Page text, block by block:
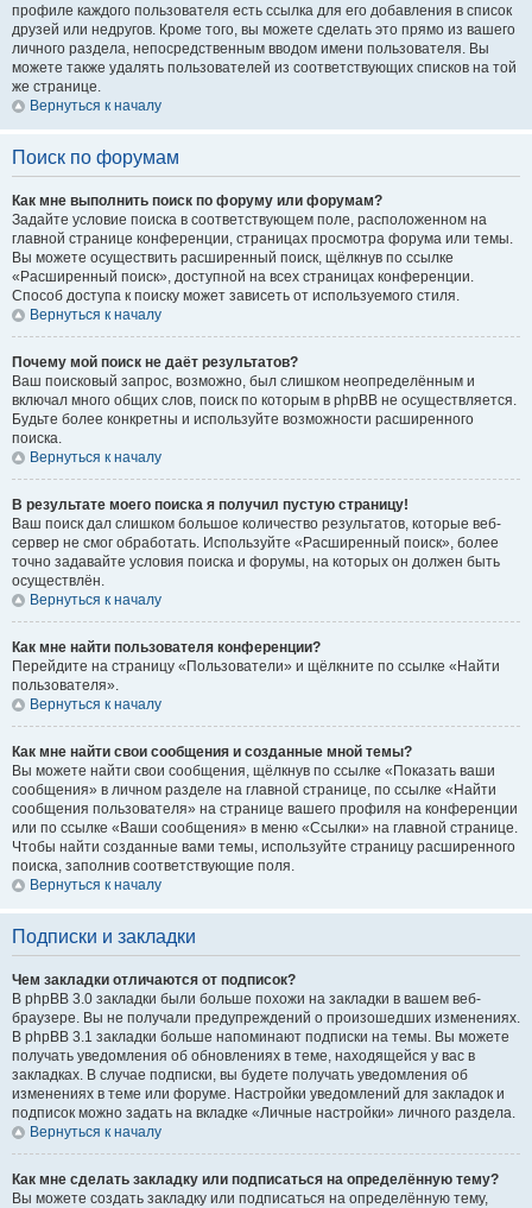
профиле каждого пользователя есть ссылка для его добавления в список
друзей или недругов. Кроме того, вы можете сделать это прямо из вашего
личного раздела, непосредственным вводом имени пользователя. Вы
можете также удалять пользователей из соответствующих списков на той
же странице.
Вернуться к началу
Поиск по форумам
Как мне выполнить поиск по форуму или форумам?
Задайте условие поиска в соответствующем поле, расположенном на
главной странице конференции, страницах просмотра форума или темы.
Вы можете осуществить расширенный поиск, щёлкнув по ссылке
«Расширенный поиск», доступной на всех страницах конференции.
Способ доступа к поиску может зависеть от используемого стиля.
Вернуться к началу
Почему мой поиск не даёт результатов?
Ваш поисковый запрос, возможно, был слишком неопределённым и
включал много общих слов, поиск по которым в phpBB не осуществляется.
Будьте более конкретны и используйте возможности расширенного
поиска.
Вернуться к началу
В результате моего поиска я получил пустую страницу!
Ваш поиск дал слишком большое количество результатов, которые веб-
сервер не смог обработать. Используйте «Расширенный поиск», более
точно задавайте условия поиска и форумы, на которых он должен быть
осуществлён.
Вернуться к началу
Как мне найти пользователя конференции?
Перейдите на страницу «Пользователи» и щёлкните по ссылке «Найти
пользователя».
Вернуться к началу
Как мне найти свои сообщения и созданные мной темы?
Вы можете найти свои сообщения, щёлкнув по ссылке «Показать ваши
сообщения» в личном разделе на главной странице, по ссылке «Найти
сообщения пользователя» на странице вашего профиля на конференции
или по ссылке «Ваши сообщения» в меню «Ссылки» на главной странице.
Чтобы найти созданные вами темы, используйте страницу расширенного
поиска, заполнив соответствующие поля.
Вернуться к началу
Подписки и закладки
Чем закладки отличаются от подписок?
В phpBB 3.0 закладки были больше похожи на закладки в вашем веб-
браузере. Вы не получали предупреждений о произошедших изменениях.
В phpBB 3.1 закладки больше напоминают подписки на темы. Вы можете
получать уведомления об обновлениях в теме, находящейся у вас в
закладках. В случае подписки, вы будете получать уведомления об
изменениях в теме или форуме. Настройки уведомлений для закладок и
подписок можно задать на вкладке «Личные настройки» личного раздела.
Вернуться к началу
Как мне сделать закладку или подписаться на определённую тему?
Вы можете создать закладку или подписаться на определённую тему,